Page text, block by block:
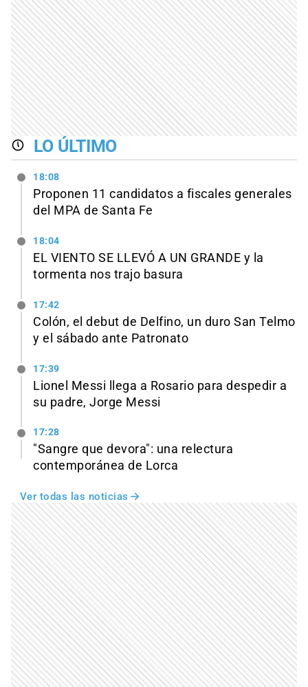
LO ÚLTIMO
18:08
Proponen 11 candidatos a fiscales generales
del MPA de Santa Fe
18:04
EL VIENTO SE LLEVÓ A UN GRANDE y la
tormenta nos trajo basura
17:42
Colón, el debut de Delfino, un duro San Telmo
y el sábado ante Patronato
17:39
Lionel Messi llega a Rosario para despedir a
su padre, Jorge Messi
17:28
"Sangre que devora": una relectura
contemporánea de Lorca
Ver todas las noticias